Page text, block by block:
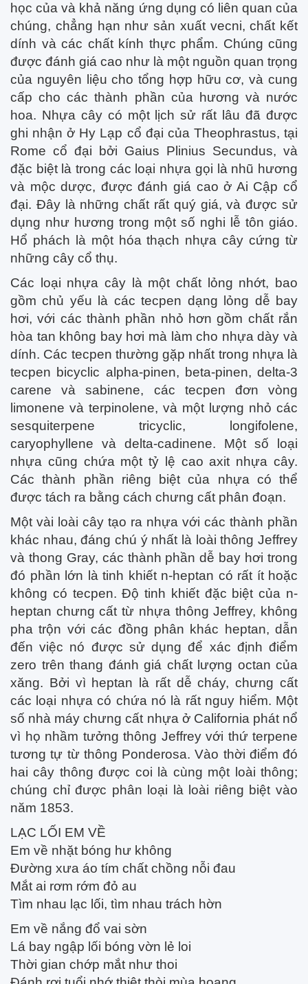
học của và khả năng ứng dụng có liên quan của
chúng, chẳng hạn như sản xuất vecni, chất kết
dính và các chất kính thực phẩm. Chúng cũng
được đánh giá cao như là một nguồn quan trọng
của nguyên liệu cho tổng hợp hữu cơ, và cung
cấp cho các thành phần của hương và nước
hoa. Nhựa cây có một lịch sử rất lâu đã được
ghi nhận ở Hy Lạp cổ đại của Theophrastus, tại
Rome cổ đại bởi Gaius Plinius Secundus, và
đặc biệt là trong các loại nhựa gọi là nhũ hương
và mộc dược, được đánh giá cao ở Ai Cập cổ
đại. Đây là những chất rất quý giá, và được sử
dụng như hương trong một số nghi lễ tôn giáo.
Hổ phách là một hóa thạch nhựa cây cứng từ
những cây cổ thụ.
Các loại nhựa cây là một chất lỏng nhớt, bao
gồm chủ yếu là các tecpen dạng lỏng dễ bay
hơi, với các thành phần nhỏ hơn gồm chất rắn
hòa tan không bay hơi mà làm cho nhựa dày và
dính. Các tecpen thường gặp nhất trong nhựa là
tecpen bicyclic alpha-pinen, beta-pinen, delta-3
carene và sabinene, các tecpen đơn vòng
limonene và terpinolene, và một lượng nhỏ các
sesquiterpene tricyclic, longifolene,
caryophyllene và delta-cadinene. Một số loại
nhựa cũng chứa một tỷ lệ cao axit nhựa cây.
Các thành phần riêng biệt của nhựa có thể
được tách ra bằng cách chưng cất phân đoạn.
Một vài loài cây tạo ra nhựa với các thành phần
khác nhau, đáng chú ý nhất là loài thông Jeffrey
và thong Gray, các thành phần dễ bay hơi trong
đó phần lớn là tinh khiết n-heptan có rất ít hoặc
không có tecpen. Độ tinh khiết đặc biệt của n-
heptan chưng cất từ ​​nhựa thông Jeffrey, không
pha trộn với các đồng phân khác heptan, dẫn
đến việc nó được sử dụng để xác định điểm
zero trên thang đánh giá chất lượng octan của
xăng. Bởi vì heptan là rất dễ cháy, chưng cất
các loại nhựa có chứa nó là rất nguy hiểm. Một
số nhà máy chưng cất nhựa ở California phát nổ
vì họ nhầm tưởng thông Jeffrey với thứ terpene
tương tự từ thông Ponderosa. Vào thời điểm đó
hai cây thông được coi là cùng một loài thông;
chúng chỉ được phân loại là loài riêng biệt vào
năm 1853.
LẠC LỐI EM VỀ
Em về nhặt bóng hư không
Đường xưa áo tím chất chồng nỗi đau
Mắt ai rơm rớm đỏ au
Tìm nhau lạc lối, tìm nhau trách hờn
Em về nắng đổ vai sờn
Lá bay ngập lối bóng vờn lẻ loi
Thời gian chớp mắt như thoi